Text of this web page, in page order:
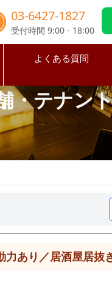
03-6427-1827
受付時間 9:00 - 18:00
よくある質問
・テナン
力あり／居酒屋居抜